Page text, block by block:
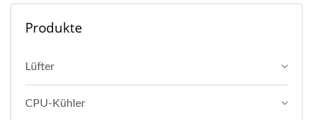
Produkte
Lüfter
CPU-Kühler